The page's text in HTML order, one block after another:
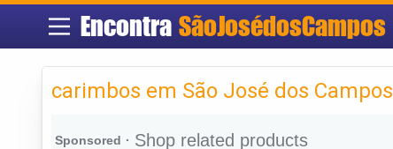
Encontra SãoJosédosCampos
carimbos em São José dos Campos